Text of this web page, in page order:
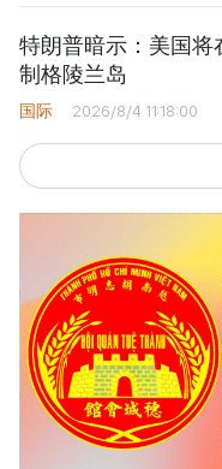
特朗普暗示：美国将
制格陵兰岛
国际 2026/8/4 11:18:00
西贡解放报网版权所有
由越南新闻与传播部所属报刊